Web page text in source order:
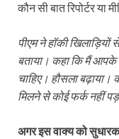
कौन सी बात रिपोर्टर
पीएम ने हॉकी खिलाड़ियों
बताया। कहा कि मैं आपके
चाहिए। हौसला
मिलने से कोई फर्क नहीं
अगर इस वाक्य को